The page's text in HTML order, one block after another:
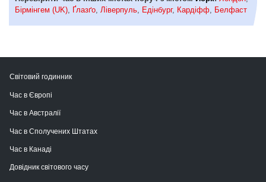
Бірмінгем (UK)
Ґлазґо Ліверпуль Едінбург, Кардіфф Белфаст
Світовий годинник
Час в Європі
Час в Австралії
Час в Сполучених Штатах
Час в Канаді
Довідник світового часу